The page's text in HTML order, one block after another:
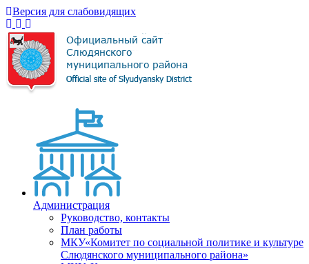
Версия для слабовидящих
Администрация
Руководство, контакты
План работы
МКУ«Комитет по социальной политике и культуре
Слюдянского муниципального района»